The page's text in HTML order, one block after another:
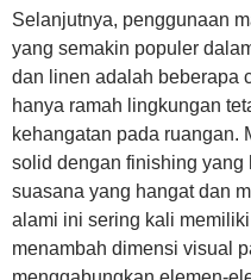
Selanjutnya, penggunaan
yang semakin populer
dan linen adalah beberapa
hanya ramah lingkungan
kehangatan pada ruangan.
solid dengan finishing yang
suasana yang hangat dan
alami ini sering kali
menambah dimensi visual